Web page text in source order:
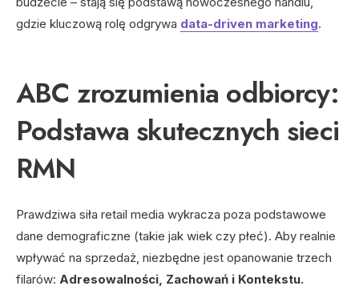
gdzie kluczową rolę odgrywa data-driven marketing.
ABC zrozumienia odbiorcy:
Podstawa skutecznych sieci
RMN
Prawdziwa siła retail media wykracza poza podstawowe
dane demograficzne (takie jak wiek czy płeć). Aby realnie
wpływać na sprzedaż, niezbędne jest opanowanie trzech
filarów: Adresowalności, Zachowań i Kontekstu.